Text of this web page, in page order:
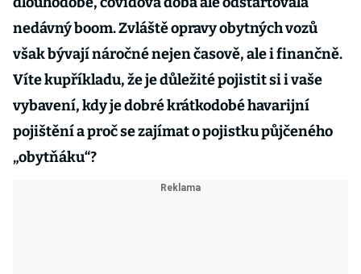
nedávný boom. Zvláště opravy obytných vozů
však bývají náročné nejen časově, ale i finančně.
Víte kupříkladu, že je důležité pojistit si i vaše
vybavení, kdy je dobré krátkodobé havarijní
pojištění a proč se zajímat o pojistku půjčeného
„obytňáku“?